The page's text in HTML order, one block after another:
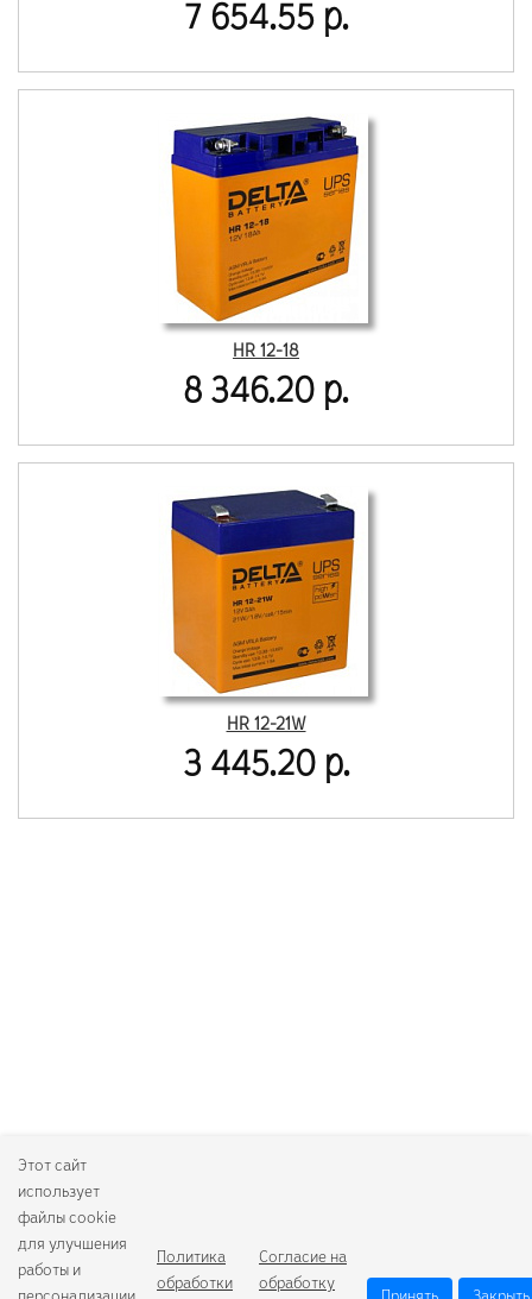
7 654.55 р.
HR 12-18
8 346.20 р.
HR 12-21W
3 445.20 р.
Этот сайт
использует
файлы cookie
для улучшения
работы и
Политика
обработки
Согласие на
обработку